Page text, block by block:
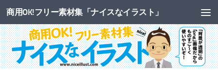
コンテンツへスキップ
商用OK!フリー素材集「ナイスなイラスト」